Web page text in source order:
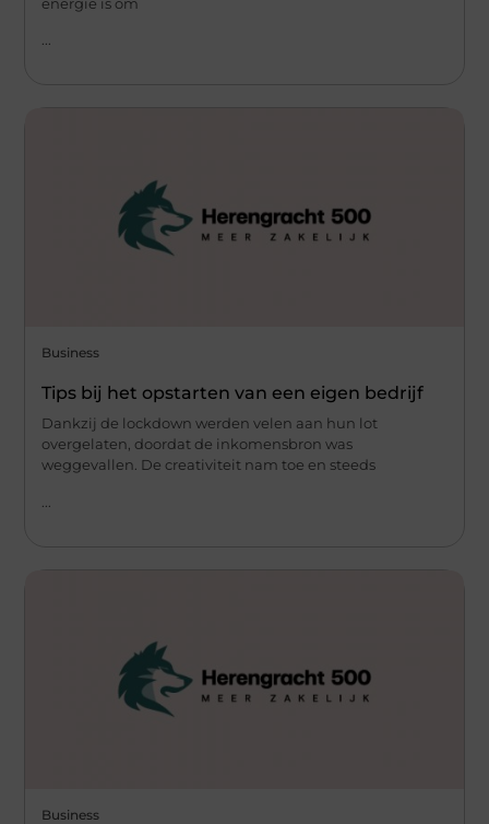
...
Business
Tips bij het opstarten van een eigen bedrijf
Dankzij de lockdown werden velen aan hun lot
overgelaten, doordat de inkomensbron was
weggevallen. De creativiteit nam toe en steeds
Business